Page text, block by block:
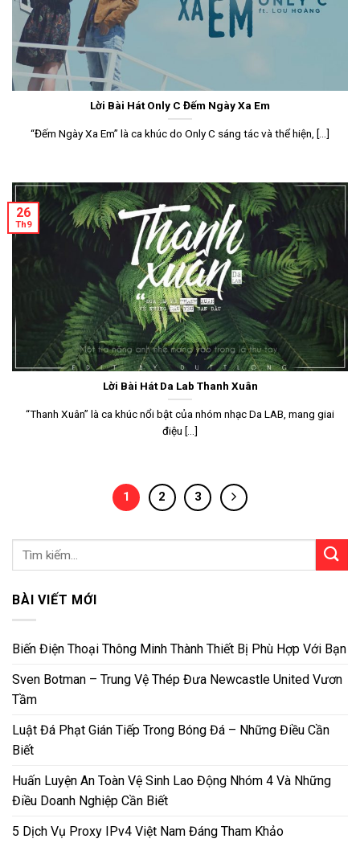
Lời Bài Hát Only C Đếm Ngày Xa Em
“Đếm Ngày Xa Em” là ca khúc do Only C sáng tác và thể hiện, [...]
Lời Bài Hát Da Lab Thanh Xuân
“Thanh Xuân” là ca khúc nổi bật của nhóm nhạc Da LAB, mang giai
điệu [...]
26
Th9
1 2 3
BÀI VIẾT MỚI
Biến Điện Thoại Thông Minh Thành Thiết Bị Phù Hợp Với Bạn
Sven Botman – Trung Vệ Thép Đưa Newcastle United Vươn
Tầm
Luật Đá Phạt Gián Tiếp Trong Bóng Đá – Những Điều Cần
Biết
Huấn Luyện An Toàn Vệ Sinh Lao Động Nhóm 4 Và Những
Điều Doanh Nghiệp Cần Biết
5 Dịch Vụ Proxy IPv4 Việt Nam Đáng Tham Khảo